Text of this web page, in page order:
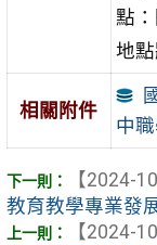
點
地
相關附件
中
【2024-
教育教學專業發
【2024-